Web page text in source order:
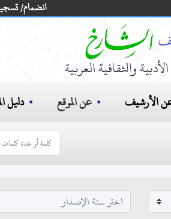
انضمام/
والثقافية العربية
الأرشيف عن الموقع دليل